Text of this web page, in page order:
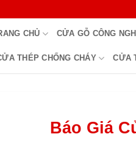
CHỦ CỬA GỖ CÔNG
THÉP CHỐNG CHÁY CỬA
Báo Giá